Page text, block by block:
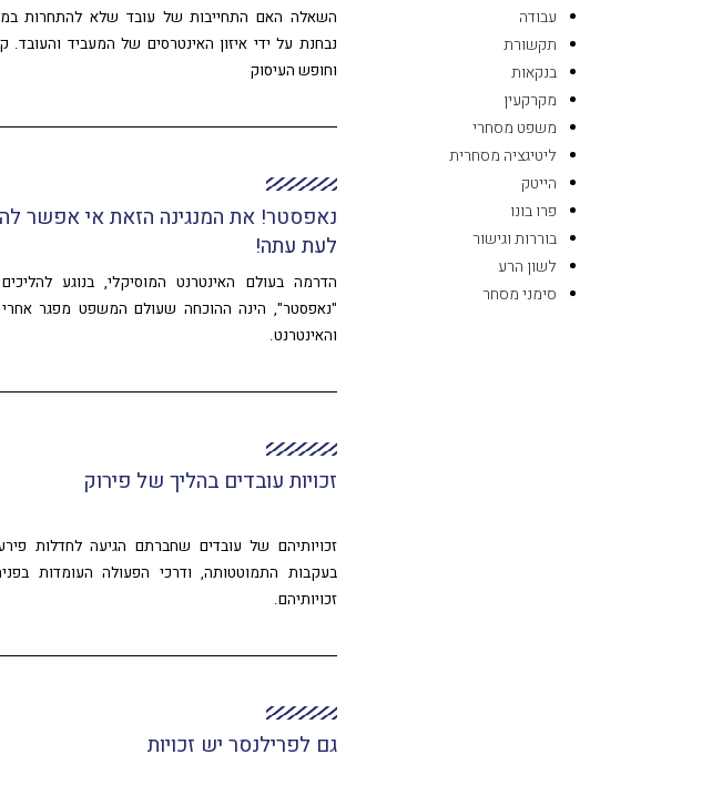
עבודה
תקשורת
בנקאות
מקרקעין
משפט מסחרי
ליטיגציה מסחרית
הייטק
פרו בונו
בוררות וגישור
לשון הרע
סימני מסחר
השאלה האם התחייבות של עובד שלא להתחרות
נבחנת על ידי איזון האינטרסים של המעביד והעובד.
וחופש העיסוק
נאפסטר! את המנגינה הזאת אי אפשר
לעת עתה!
הדרמה בעולם האינטרנט המוסיקלי, בנוגע
"נאפסטר", הינה ההוכחה שעולם המשפט מפגר אחרי
והאינטרנט.
זכויות עובדים בהליך של פירוק
זכויותיהם של עובדים שחברתם הגיעה לחדלות
בעקבות התמוטטותה, ודרכי הפעולה העומדות
זכויותיהם.
גם לפרילנסר יש זכויות